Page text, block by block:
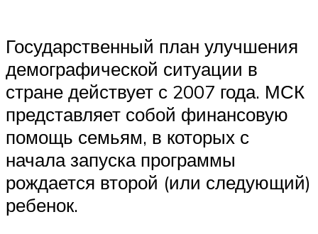
Государственный план улучшения
демографической ситуации в
стране действует с 2007 года. МСК
представляет собой финансовую
помощь семьям, в которых с
начала запуска программы
рождается второй (или следующий)
ребенок.